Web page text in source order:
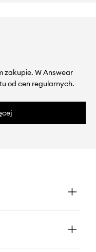
zakupie. W Answear
od cen regularnych.